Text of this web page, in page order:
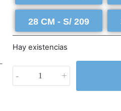
28 CM - S/ 209
Hay existencias
- +